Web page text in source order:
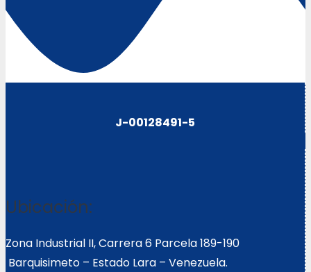
J-00128491-5
Ubicación:
Zona Industrial II, Carrera 6 Parcela 189-190
Barquisimeto – Estado Lara – Venezuela.